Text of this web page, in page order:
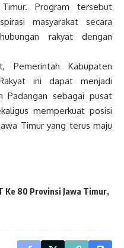
Program tersebut
masyarakat secara
rakyat dengan
Pemerintah Kabupaten
ini dapat menjadi
Padangan sebagai pusat
memperkuat posisi
Timur yang terus maju
Ke 80 Provinsi Jawa Timur